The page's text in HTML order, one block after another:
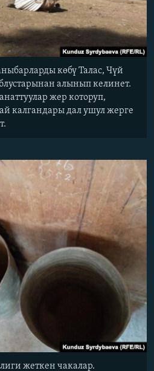
көбү Талас, Чүй
алынып келинет.
жер которуп,
калгандары дал ушул жерге
жеткен чакалар.